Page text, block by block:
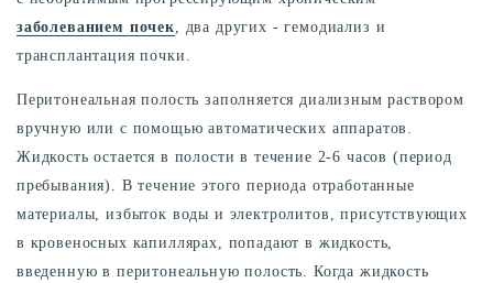
заболеванием почек, два других - гемодиализ и
трансплантация почки.
Перитонеальная полость заполняется диализным раствором
вручную или с помощью автоматических аппаратов.
Жидкость остается в полости в течение 2-6 часов (период
пребывания). В течение этого периода отработанные
материалы, избыток воды и электролитов, присутствующих
в кровеносных капиллярах, попадают в жидкость,
введенную в перитонеальную полость. Когда жидкость